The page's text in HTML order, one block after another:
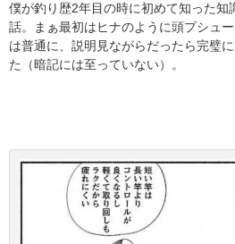
僕が釣り歴2年目の時に初めて知った知
話。まぁ最初はヒナのように頭プシュ
は普通に、説明見ながらだったら完璧
た（暗記には至っていない）。